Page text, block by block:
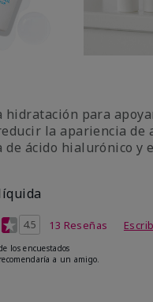
hidratación para
la apariencia de
de ácido hialurónico y
clientes de 3,2 de 5
4.5 13 Reseñas
los encuestados
recomendaría a un amigo.